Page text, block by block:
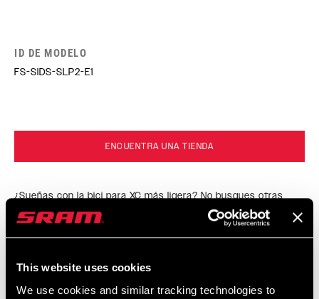
This website uses cookies
We use cookies and similar tracking technologies to
ID DE MODELO
FS-SIDS-SLP2-E1
ENCUENTRA UNA TIENDA
¿Sueñas con la bici para XC más ligera? No busques otras
opciones que no sean SID SL. Ahora incluso más capaz, SID SL
SID, mayor solapamiento de casquillos, menor fricción, y
mayor espacio para neumáticos más voluminosos, está